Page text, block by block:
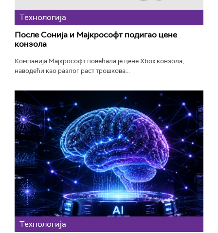
Технологијa
После Сонија и Мајкрософт подигао цене
конзола
Компанија Мајкрософт повећала је цене Xbox конзола,
наводећи као разлог раст трошкова...
Технологијa